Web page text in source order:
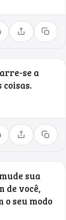
Compartilhar
Copiar
se a
coisas.
Compartilhar
Copiar
sua
de você,
o seu modo